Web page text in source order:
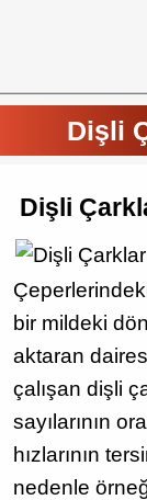
Dişli
Dişli
bir mildeki
aktaran
çalışan dişli
sayılarının
hızlarının
nedenle